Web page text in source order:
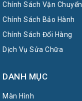
Chính Sách Vận Chuyển
Chính Sách Bảo Hành
Chính Sách Đổi Hàng
Dịch Vụ Sửa Chữa
DANH MỤC
Màn Hình